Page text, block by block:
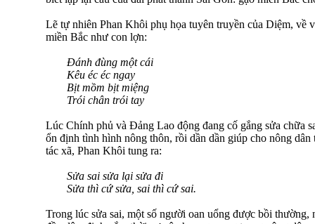
Lẽ tự nhiên Phan Khôi phụ họa tuyên truyền của Diệm, về
miền Bắc như con lợn:
Đánh đùng một cái
Kêu éc éc ngay
Bịt mồm bịt miệng
Trói chân trói tay
Lúc Chính phủ và Đảng Lao động đang cố gắng sửa chữa
ổn định tình hình nông thôn, rồi dần dần giúp cho nông
tác xã, Phan Khôi tung ra:
Sửa sai sửa lại sửa đi
Sửa thì cứ sửa, sai thì cứ sai.
Trong lúc sửa sai, một số người oan uổng được bồi thường,